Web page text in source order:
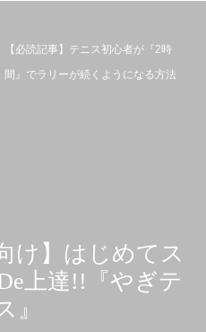
【必読記事】テニス初心者が『2時
間』でラリーが続くようになる方法
け】はじめてス
上達!!『やぎテ
』